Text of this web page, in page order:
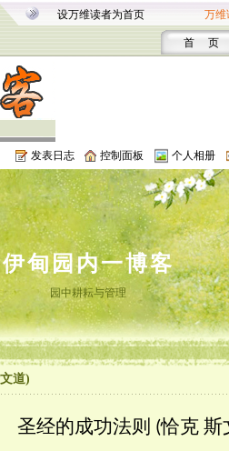
设万维读者为首页 万维
首 页
发表日志 控制面板 个人相册
伊甸园内一博客
园中耕耘与管理
道)
圣经的成功法则 (恰克 斯